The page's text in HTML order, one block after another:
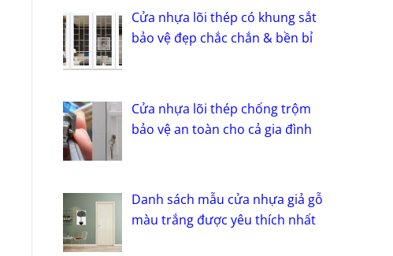
Cửa nhựa lõi thép có khung sắt
bảo vệ đẹp chắc chắn & bền bỉ
Cửa nhựa lõi thép chống trộm
bảo vệ an toàn cho cả gia đình
Danh sách mẫu cửa nhựa giả gỗ
màu trắng được yêu thích nhất